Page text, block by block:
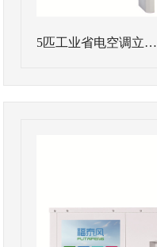
5匹工业省电空调立…